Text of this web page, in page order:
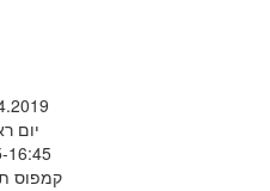
יום
16:45
קמפוס